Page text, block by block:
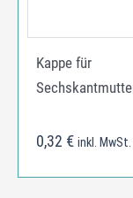
Kappe für
0,32 € inkl. MwSt.